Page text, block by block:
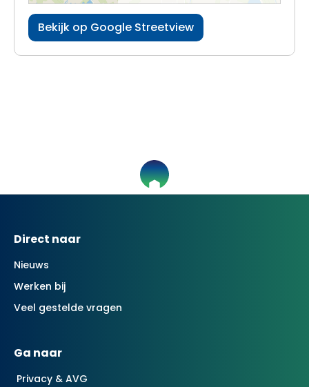
Bekijk op Google Streetview
Contactinformatie
Direct naar
Nieuws
Werken bij
Veel gestelde vragen
Ga naar
Privacy & AVG